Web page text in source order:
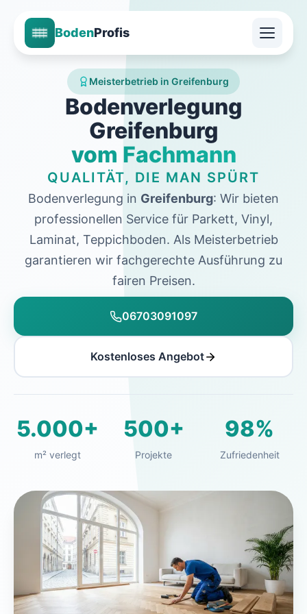
BodenProfis
Meisterbetrieb in Greifenburg
Bodenverlegung
Greifenburg
vom Fachmann
QUALITÄT, DIE MAN SPÜRT
Bodenverlegung in Greifenburg: Wir bieten
professionellen Service für Parkett, Vinyl,
Laminat, Teppichboden. Als Meisterbetrieb
garantieren wir fachgerechte Ausführung zu
fairen Preisen.
06703091097
Kostenloses Angebot
5.000+
m² verlegt
500+
Projekte
98%
Zufriedenheit